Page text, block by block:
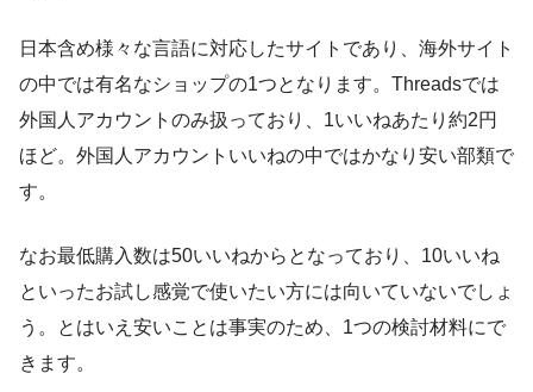
日本含め様々な言語に対応したサイトであり、海外サイト
の中では有名なショップの1つとなります。Threadsでは
外国人アカウントのみ扱っており、1いいねあたり約2円
ほど。外国人アカウントいいねの中ではかなり安い部類で
す。
なお最低購入数は50いいねからとなっており、10いいね
といったお試し感覚で使いたい方には向いていないでしょ
う。とはいえ安いことは事実のため、1つの検討材料にで
きます。